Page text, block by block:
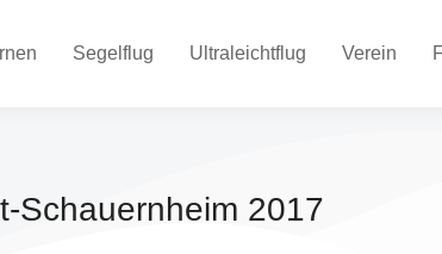
Segelflug Ultraleichtflug Verein
Schauernheim 2017